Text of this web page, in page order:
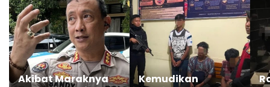
Akibat Maraknya
Kemudikan